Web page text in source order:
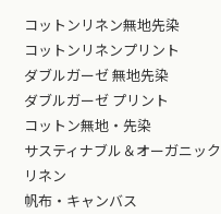
コットンリネン無地先染
コットンリネンプリント
ダブルガーゼ 無地先染
ダブルガーゼ プリント
コットン無地・先染
サスティナブル＆オーガニック
リネン
帆布・キャンバス